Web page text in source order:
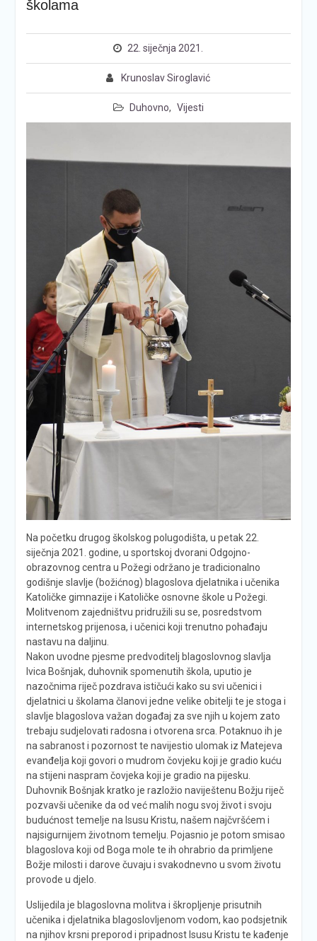
školama
22. siječnja 2021.
Krunoslav Siroglavić
Duhovno, Vijesti
Na početku drugog školskog polugodišta, u petak 22.
siječnja 2021. godine, u sportskoj dvorani Odgojno-
obrazovnog centra u Požegi održano je tradicionalno
godišnje slavlje (božićnog) blagoslova djelatnika i učenika
Katoličke gimnazije i Katoličke osnovne škole u Požegi.
Molitvenom zajedništvu pridružili su se, posredstvom
internetskog prijenosa, i učenici koji trenutno pohađaju
nastavu na daljinu.
Nakon uvodne pjesme predvoditelj blagoslovnog slavlja
Ivica Bošnjak, duhovnik spomenutih škola, uputio je
nazočnima riječ pozdrava ističući kako su svi učenici i
djelatnici u školama članovi jedne velike obitelji te je stoga i
slavlje blagoslova važan događaj za sve njih u kojem zato
trebaju sudjelovati radosna i otvorena srca. Potaknuo ih je
na sabranost i pozornost te navijestio ulomak iz Matejeva
evanđelja koji govori o mudrom čovjeku koji je gradio kuću
na stijeni naspram čovjeka koji je gradio na pijesku.
Duhovnik Bošnjak kratko je razložio naviještenu Božju riječ
pozvavši učenike da od već malih nogu svoj život i svoju
budućnost temelje na Isusu Kristu, našem najčvršćem i
najsigurnijem životnom temelju. Pojasnio je potom smisao
blagoslova koji od Boga mole te ih ohrabrio da primljene
Božje milosti i darove čuvaju i svakodnevno u svom životu
provode u djelo.
Uslijedila je blagoslovna molitva i škropljenje prisutnih
učenika i djelatnika blagoslovljenom vodom, kao podsjetnik
na njihov krsni preporod i pripadnost Isusu Kristu te kađenje